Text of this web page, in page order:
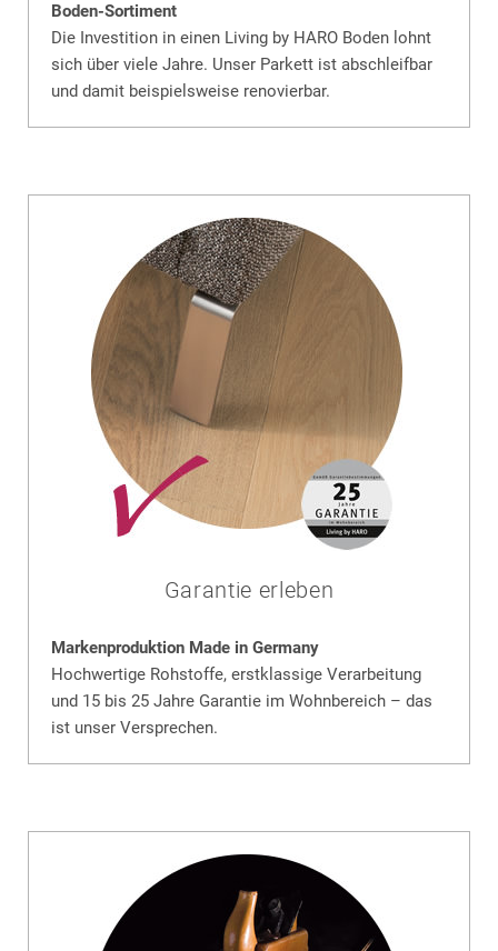
Boden-Sortiment
Die Investition in einen Living by HARO Boden lohnt
sich über viele Jahre. Unser Parkett ist abschleifbar
und damit beispielsweise renovierbar.
Garantie erleben
Markenproduktion Made in Germany
Hochwertige Rohstoffe, erstklassige Verarbeitung
und 15 bis 25 Jahre Garantie im Wohnbereich – das
ist unser Versprechen.